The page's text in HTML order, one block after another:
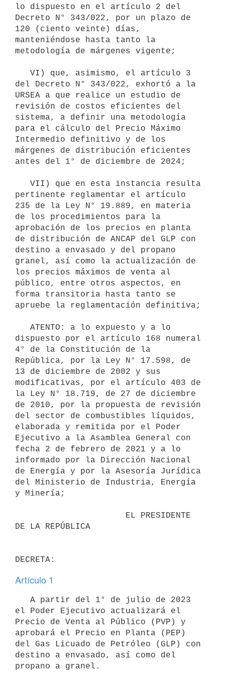
lo dispuesto en el artículo 2 del
Decreto N° 343/022, por un plazo de
120 (ciento veinte) días,
manteniéndose hasta tanto la
metodología de márgenes vigente;
del Decreto N° 343/022, exhortó a la
URSEA a que realice un estudio de
revisión de costos eficientes del
sistema, a definir una metodología
para el cálculo del Precio Máximo
Intermedio definitivo y de los
márgenes de distribución eficientes
antes del 1° de diciembre de 2024;
pertinente reglamentar el artículo
235 de la Ley N° 19.889, en materia
de los procedimientos para la
aprobación de los precios en planta
de distribución de ANCAP del GLP con
destino a envasado y del propano
granel, así como la actualización de
los precios máximos de venta al
público, entre otros aspectos, en
forma transitoria hasta tanto se
apruebe la reglamentación definitiva;
dispuesto por el artículo 168 numeral
4° de la Constitución de la
República, por la Ley N° 17.598, de
13 de diciembre de 2002 y sus
modificativas, por el artículo 403 de
la Ley N° 18.719, de 27 de diciembre
de 2010, por la propuesta de revisión
del sector de combustibles líquidos,
elaborada y remitida por el Poder
Ejecutivo a la Asamblea General con
fecha 2 de febrero de 2021 y a lo
informado por la Dirección Nacional
de Energía y por la Asesoría Jurídica
del Ministerio de Industria, Energía
y Minería;
DE LA REPÚBLICA
Artículo 1
el Poder Ejecutivo actualizará el
Precio de Venta al Público (PVP) y
aprobará el Precio en Planta (PEP)
del Gas Licuado de Petróleo (GLP) con
destino a envasado, así como del